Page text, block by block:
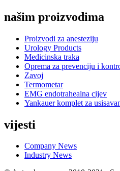
našim proizvodima
Proizvodi za anesteziju
Urology Products
Medicinska traka
Oprema za prevenciju i
Zavoj
Termometar
EMG endotrahealna cijev
Yankauer komplet za
vijesti
Company News
Industry News